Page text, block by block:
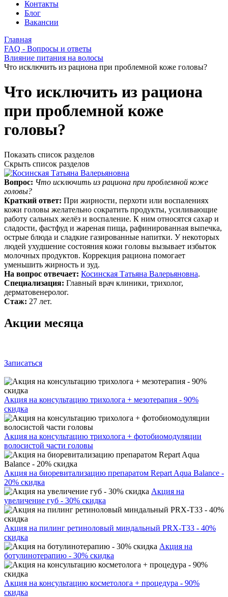
Контакты
Блог
Вакансии
Главная
FAQ - Вопросы и ответы
Влияние питания на волосы
Что исключить из рациона при проблемной коже головы?
Что исключить из рациона
при проблемной коже
головы?
Показать список разделов
Скрыть список разделов
Вопрос: Что исключить из рациона при проблемной коже
головы?
Краткий ответ: При жирности, перхоти или воспалениях
кожи головы желательно сократить продукты, усиливающие
работу сальных желёз и воспаление. К ним относятся сахар и
сладости, фастфуд и жареная пища, рафинированная выпечка,
острые блюда и сладкие газированные напитки. У некоторых
людей ухудшение состояния кожи головы вызывает избыток
молочных продуктов. Коррекция рациона помогает
уменьшить жирность и зуд.
На вопрос отвечает: Косинская Татьяна Валерьяновна.
Специализация: Главный врач клиники, трихолог,
дерматовенеролог.
Стаж: 27 лет.
Акции месяца
Записаться
Акция на консультацию трихолога + мезотерапия - 90%
скидка
Акция на консультацию трихолога + фотобиомодуляции
волосистой части головы
Акция на биоревитализацию препаратом Repart Aqua Balance -
20% скидка
Акция на
увеличение губ - 30% скидка
Акция на пилинг ретиноловый миндальный PRX-T33 - 40%
скидка
Акция на
ботулинотерапию - 30% скидка
Акция на консультацию косметолога + процедура - 90%
скидка